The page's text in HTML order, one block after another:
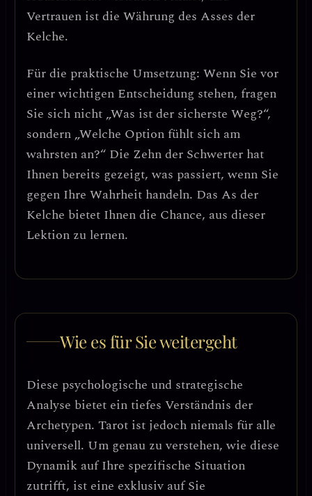
Vertrauen ist die Währung des Asses der
Kelche.
Für die praktische Umsetzung: Wenn Sie vor
einer wichtigen Entscheidung stehen, fragen
Sie sich nicht „Was ist der sicherste Weg?“,
sondern „Welche Option fühlt sich am
wahrsten an?“ Die Zehn der Schwerter hat
Ihnen bereits gezeigt, was passiert, wenn Sie
gegen Ihre Wahrheit handeln. Das As der
Kelche bietet Ihnen die Chance, aus dieser
Lektion zu lernen.
Wie es für Sie weitergeht
Diese psychologische und strategische
Analyse bietet ein tiefes Verständnis der
Archetypen. Tarot ist jedoch niemals für alle
universell. Um genau zu verstehen, wie diese
Dynamik auf Ihre spezifische Situation
zutrifft, ist eine exklusiv auf Sie